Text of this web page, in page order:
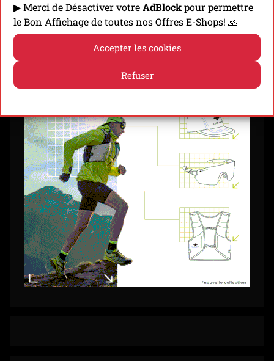
▶ Merci de Désactiver votreAdBlockpour permettre
le Bon Affichage de toutes nos Offres E-Shops! 🙏
Accepter les cookies
Refuser
⬇️ -10% EN CLIQUANT SUR LA BANNIÈRE! ⬇️